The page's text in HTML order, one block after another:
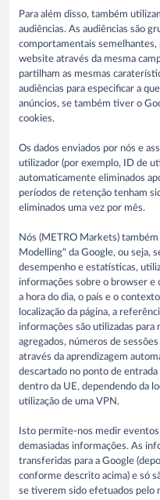
Para além disso, também
audiências. As audiências são
comportamentais semelhantes,
website através da mesma
partilham as mesmas
audiências para especificar a
anúncios, se também tiver o
cookies.
Os dados enviados por nós e
utilizador (por exemplo, ID de
automaticamente eliminados
períodos de retenção tenham
eliminados uma vez por mês.
Nós (METRO Markets)
Modelling" da Google, ou seja,
desempenho e estatísticas,
informações sobre o browser e
a hora do dia, o país e o
localização da página, a
informações são utilizadas
agregados, números de
através da aprendizagem
descartado no ponto de
dentro da UE, dependendo da
utilização de uma VPN.
Isto permite-nos medir
demasiadas informações. As
transferidas para a Google
conforme descrito acima) e só
se tiverem sido efetuados pelo